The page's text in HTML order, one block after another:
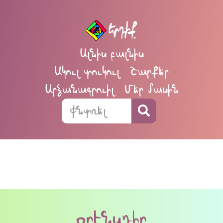
Ալնիս բալնիս
Ակուլ տուկուլ
Շարքեր
Արձանագրուիլ
Մեր մասին